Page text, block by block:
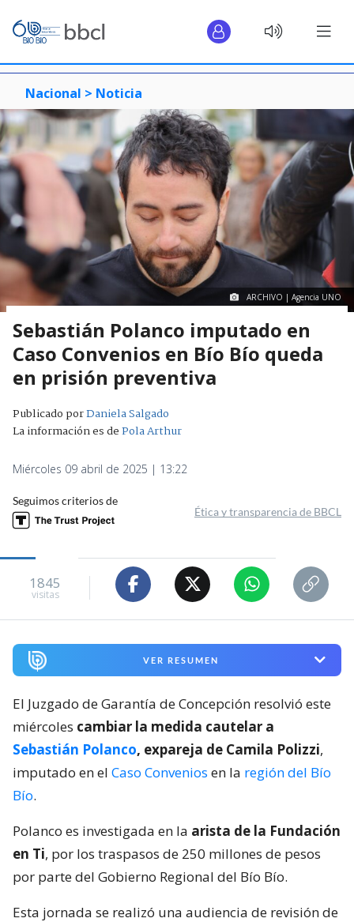
Nacional > Noticia
ARCHIVO | Agencia UNO
Sebastián Polanco imputado en
Caso Convenios en Bío Bío queda
en prisión preventiva
Publicado porDaniela Salgado
La información es dePola Arthur
Miércoles 09 abril de 2025 | 13:22
Seguimos criterios de
Ética y transparencia de BBCL
1845
visitas
VER RESUMEN
El Juzgado de Garantía de Concepción resolvió este
miércoles cambiar la medida cautelar a
Sebastián Polanco, expareja de Camila Polizzi,
imputado en el Caso Convenios en la región del Bío
Bío.
Polanco es investigada en la arista de la Fundación
en Ti, por los traspasos de 250 millones de pesos
por parte del Gobierno Regional del Bío Bío.
Esta jornada se realizó una audiencia de revisión de